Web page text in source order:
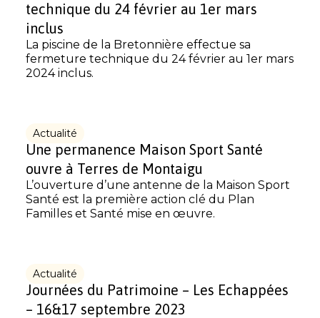
technique du 24 février au 1er mars
inclus
La piscine de la Bretonnière effectue sa
fermeture technique du 24 février au 1er mars
2024 inclus.
Actualité
Une permanence Maison Sport Santé
ouvre à Terres de Montaigu
L’ouverture d’une antenne de la Maison Sport
Santé est la première action clé du Plan
Familles et Santé mise en œuvre.
Actualité
Journées du Patrimoine – Les Echappées
– 16&17 septembre 2023